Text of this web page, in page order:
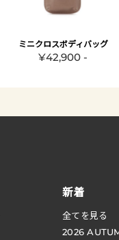
ミニクロスボディバッグ
¥42,900 -
新着
全てを見る
2026